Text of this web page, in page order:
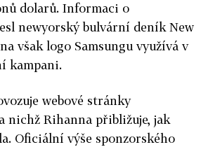
dolarů. Informaci o
newyorský bulvární deník New
však logo Samsungu využívá v
kampani.
webové stránky
nichž Rihanna přibližuje, jak
Oficiální výše sponzorského